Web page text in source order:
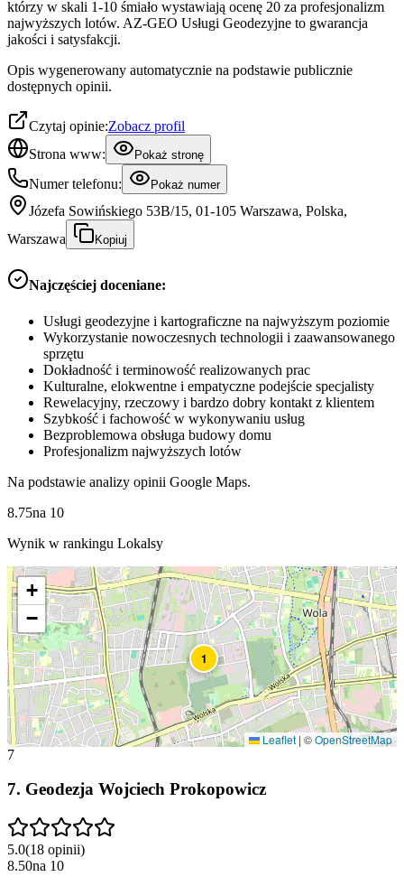
którzy w skali 1-10 śmiało wystawiają ocenę 20 za profesjonalizm
najwyższych lotów. AZ-GEO Usługi Geodezyjne to gwarancja
jakości i satysfakcji.
Opis wygenerowany automatycznie na podstawie publicznie
dostępnych opinii.
Czytaj opinie:Zobacz profil
Strona www:
Pokaż stronę
Numer telefonu: Pokaż numer
Józefa Sowińskiego 53B/15, 01-105 Warszawa, Polska,
Warszawa
Kopiuj
Najczęściej doceniane:
Usługi geodezyjne i kartograficzne na najwyższym poziomie
Wykorzystanie nowoczesnych technologii i zaawansowanego
sprzętu
Dokładność i terminowość realizowanych prac
Kulturalne, elokwentne i empatyczne podejście specjalisty
Rewelacyjny, rzeczowy i bardzo dobry kontakt z klientem
Szybkość i fachowość w wykonywaniu usług
Bezproblemowa obsługa budowy domu
Profesjonalizm najwyższych lotów
Na podstawie analizy opinii Google Maps.
8.75na 10
Wynik w rankingu Lokalsy
1
+
−
Leaflet | ©OpenStreetMap
7
7. Geodezja Wojciech Prokopowicz
5.0(18 opinii)
8.50na 10